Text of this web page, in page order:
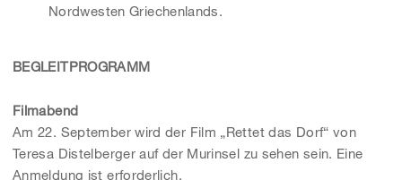
Nordwesten Griechenlands.
BEGLEITPROGRAMM
Filmabend
Am 22. September wird der Film „Rettet das Dorf“ von
Teresa Distelberger auf der Murinsel zu sehen sein. Eine
Anmeldung ist erforderlich.